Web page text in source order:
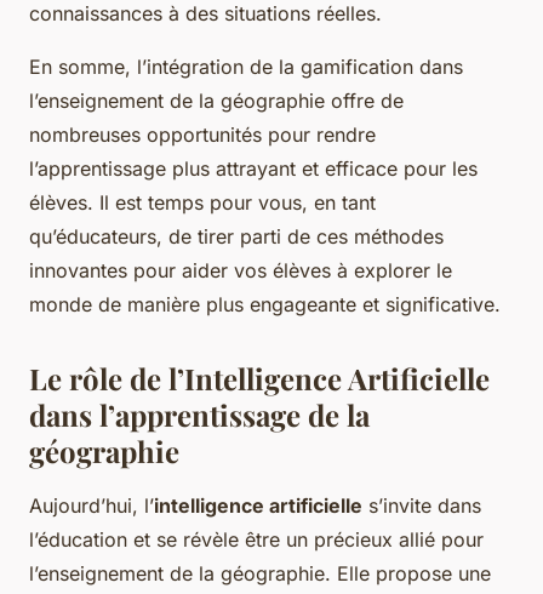
connaissances à des situations réelles.
En somme, l’intégration de la gamification dans
l’enseignement de la géographie offre de
nombreuses opportunités pour rendre
l’apprentissage plus attrayant et efficace pour les
élèves. Il est temps pour vous, en tant
qu’éducateurs, de tirer parti de ces méthodes
innovantes pour aider vos élèves à explorer le
monde de manière plus engageante et significative.
Le rôle de l’Intelligence Artificielle
dans l’apprentissage de la
géographie
Aujourd’hui, l’intelligence artificielle s’invite dans
l’éducation et se révèle être un précieux allié pour
l’enseignement de la géographie. Elle propose une